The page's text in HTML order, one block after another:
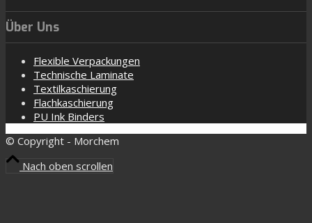
Über Uns
Flexible Verpackungen
Technische Laminate
Textilkaschierung
Flachkaschierung
PU Ink Binders
© Copyright - Morchem
Nach oben scrollen